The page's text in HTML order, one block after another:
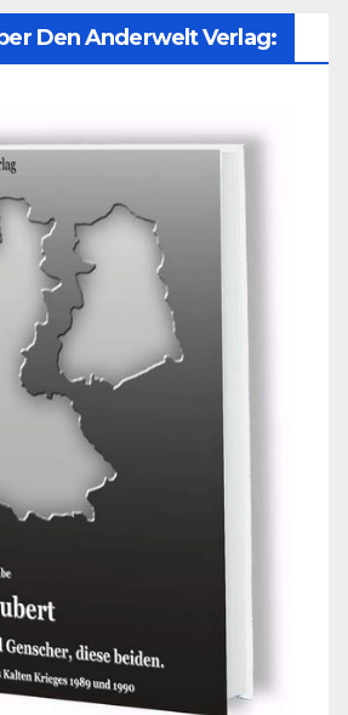
Den Anderwelt Verlag: